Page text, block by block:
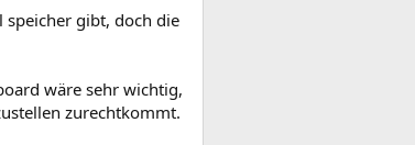
speicher gibt, doch die
wäre sehr wichtig,
zurechtkommt.